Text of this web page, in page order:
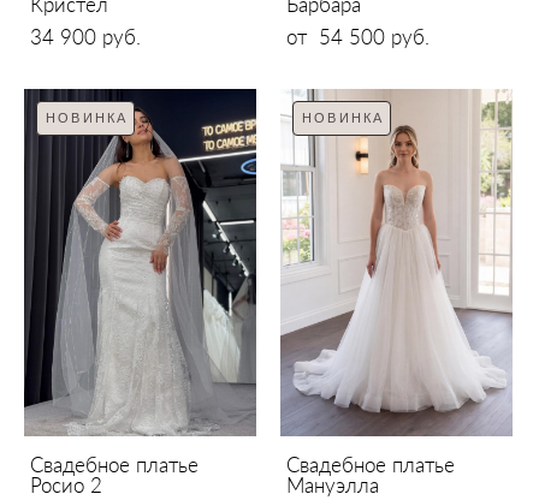
34 900 pуб.
от 54 500 pуб.
НОВИНКА
Свадебное платье
Росио 2
НОВИНКА
Свадебное платье
Мануэлла